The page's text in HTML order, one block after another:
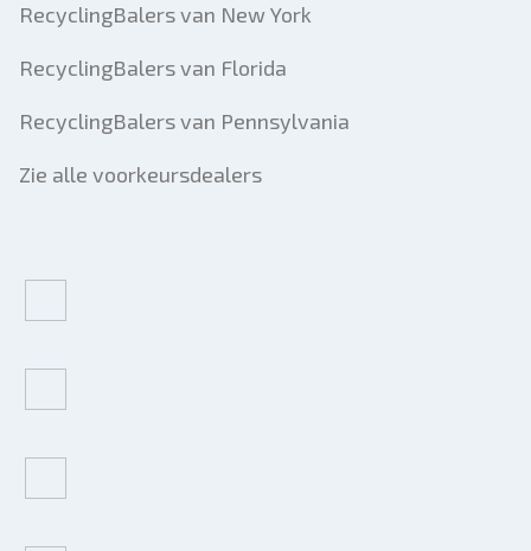
RecyclingBalers van New York
RecyclingBalers van Florida
RecyclingBalers van Pennsylvania
Zie alle voorkeursdealers